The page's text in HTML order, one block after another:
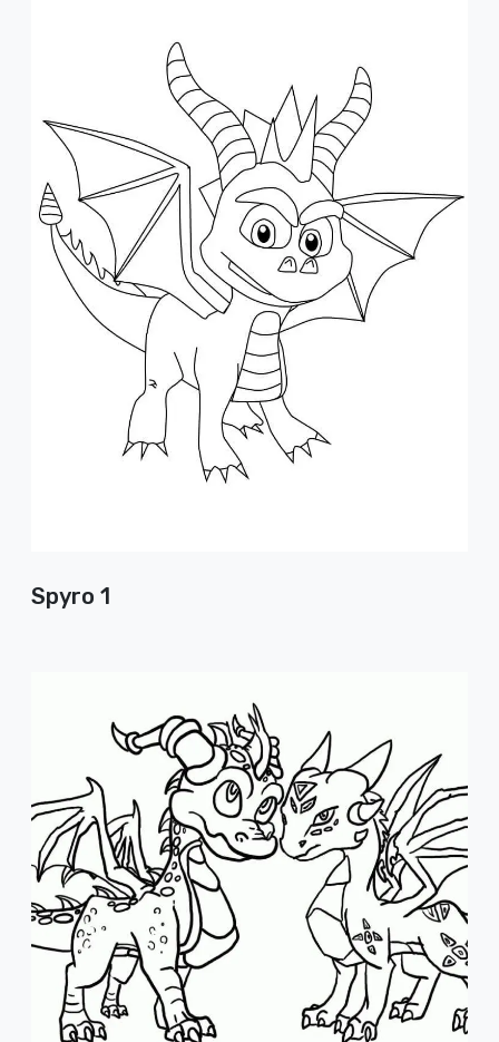
Spyro 1